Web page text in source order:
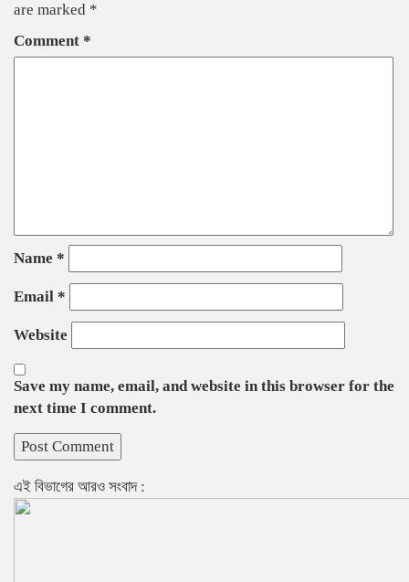
are marked *
Comment *
Name *
Email *
Website
Save my name, email, and website in this browser for the
next time I comment.
এই বিভাগের আরও সংবাদ :